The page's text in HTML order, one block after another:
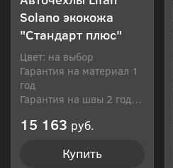
Solano экокожа
"Стандарт плюс"
Цвет: на выбор
Гарантия на материал 1
год
Гарантия на швы 2 года
15 163 руб.
Купить